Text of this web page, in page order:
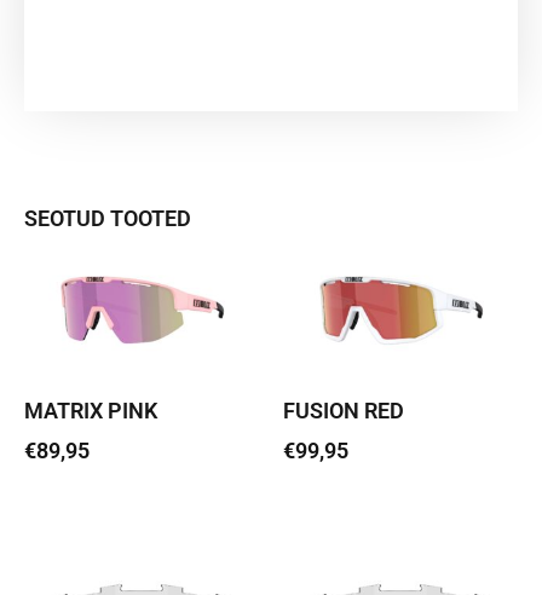
SEOTUD TOOTED
MATRIX PINK
€89,95
FUSION RED
€99,95